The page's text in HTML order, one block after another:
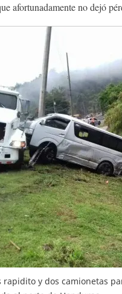
afortunadamente no dejó
rapidito y dos camionetas